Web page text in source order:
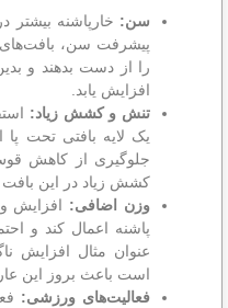
سن:
پیشرفت سن،
را از دست بدهند و
افزایش یابد.
تنش و کشش زیاد:
یک لایه بافتی تحت
جلوگیری از کاهش
کشش زیاد در این بافت
وزن اضافی:افزایش
پاشنه اعمال کند و
عنوان مثال افزایش
است باعث بروز این
فعالیت‌های ورزشی: